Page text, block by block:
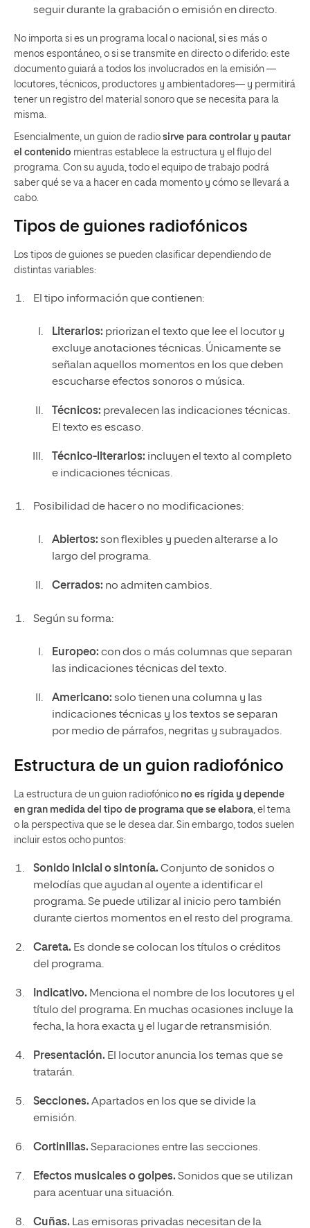
seguir durante la grabación o emisión en directo.
No importa si es un programa local o nacional, si es más o
menos espontáneo, o si se transmite en directo o diferido: este
documento guiará a todos los involucrados en la emisión —
locutores, técnicos, productores y ambientadores— y permitirá
tener un registro del material sonoro que se necesita para la
misma.
Esencialmente, un guion de radio sirve para controlar y pautar
el contenido mientras establece la estructura y el flujo del
programa. Con su ayuda, todo el equipo de trabajo podrá
saber qué se va a hacer en cada momento y cómo se llevará a
cabo.
Tipos de guiones radiofónicos
Los tipos de guiones se pueden clasificar dependiendo de
distintas variables:
El tipo información que contienen:
Literarios: priorizan el texto que lee el locutor y
excluye anotaciones técnicas. Únicamente se
señalan aquellos momentos en los que deben
escucharse efectos sonoros o música.
Técnicos: prevalecen las indicaciones técnicas.
El texto es escaso.
Técnico-literarios: incluyen el texto al completo
e indicaciones técnicas.
Posibilidad de hacer o no modificaciones:
Abiertos: son flexibles y pueden alterarse a lo
largo del programa.
Cerrados: no admiten cambios.
Según su forma:
Europeo: con dos o más columnas que separan
las indicaciones técnicas del texto.
Americano: solo tienen una columna y las
indicaciones técnicas y los textos se separan
por medio de párrafos, negritas y subrayados.
Estructura de un guion radiofónico
La estructura de un guion radiofónico no es rígida y depende
en gran medida del tipo de programa que se elabora , el tema
o la perspectiva que se le desea dar. Sin embargo, todos suelen
incluir estos ocho puntos:
Sonido inicial o sintonía. Conjunto de sonidos o
melodías que ayudan al oyente a identificar el
programa. Se puede utilizar al inicio pero también
durante ciertos momentos en el resto del programa.
Careta. Es donde se colocan los títulos o créditos
del programa.
Indicativo. Menciona el nombre de los locutores y el
título del programa. En muchas ocasiones incluye la
fecha, la hora exacta y el lugar de retransmisión.
Presentación. El locutor anuncia los temas que se
tratarán.
Secciones. Apartados en los que se divide la
emisión.
Cortinillas. Separaciones entre las secciones.
Efectos musicales o golpes. Sonidos que se utilizan
para acentuar una situación.
Cuñas. Las emisoras privadas necesitan de la